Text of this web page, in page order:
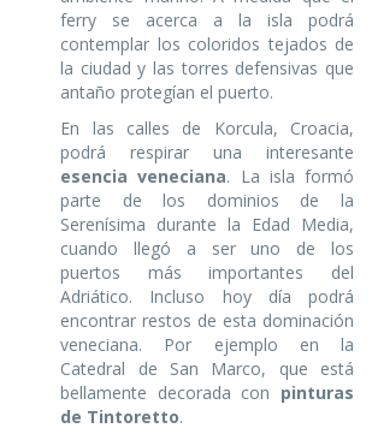
ferry se acerca a la isla podrá
contemplar los coloridos tejados de
la ciudad y las torres defensivas que
antaño protegían el puerto.
En las calles de Korcula, Croacia,
podrá respirar una interesante
esencia veneciana. La isla formó
parte de los dominios de la
Serenísima durante la Edad Media,
cuando llegó a ser uno de los
puertos más importantes del
Adriático. Incluso hoy día podrá
encontrar restos de esta dominación
veneciana. Por ejemplo en la
Catedral de San Marco, que está
bellamente decorada con pinturas
de Tintoretto.